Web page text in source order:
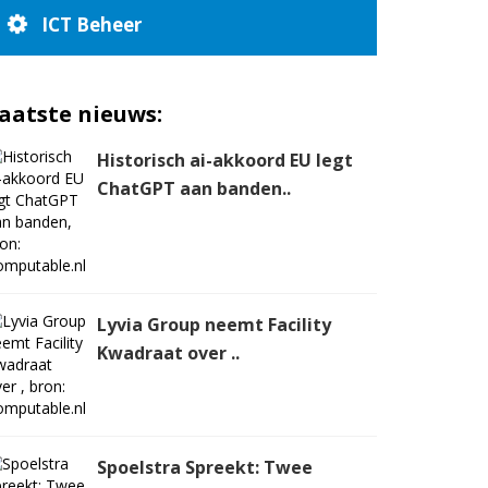
ICT Beheer
nieuws:
Historisch ai-akkoord EU legt
ChatGPT aan banden..
Lyvia Group neemt Facility
Kwadraat over ..
Spoelstra Spreekt: Twee